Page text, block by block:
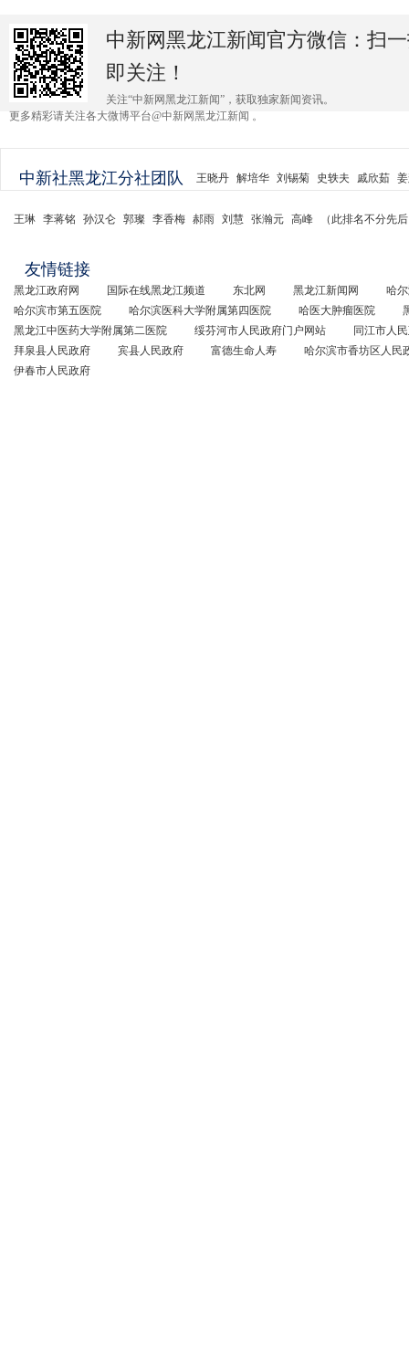
中新网黑龙江新闻官方微信：扫
即关注！
关注“中新网黑龙江新闻”，获取独家新闻资讯。
更多精彩请关注各大微博平台@中新网黑龙江新闻 。
中新社黑龙江分社团队 王晓丹 解培华 刘锡菊 史轶夫 戚欣茹
王琳 李蒋铭 孙汉仑 郭璨 李香梅 郝雨 刘慧 张瀚元 高峰 （此排名不分先
友情链接
黑龙江政府网 国际在线黑龙江频道 东北网 黑龙江新闻网
哈
哈尔滨市第五医院
哈尔滨医科大学附属第四医院 哈医大肿瘤医院
黑龙江中医药大学附属第二医院
绥芬河市人民政府门户网站
同江市人
拜泉县人民政府
宾县人民政府 富德生命人寿
哈尔滨市香坊区人民
伊春市人民政府